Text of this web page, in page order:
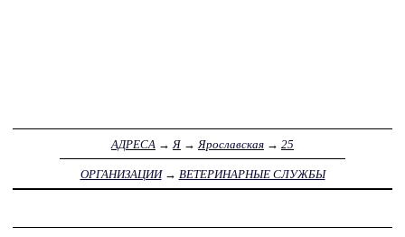
АДРЕСА → Я → Ярославская → 25
ОРГАНИЗАЦИИ→ ВЕТЕРИНАРНЫЕ СЛУЖБЫ